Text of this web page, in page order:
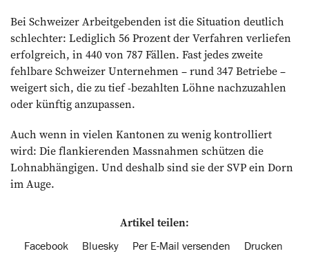
Bei Schweizer Arbeitgebenden ist die Situation deutlich
schlechter: Lediglich 56 Prozent der Verfahren verliefen
erfolgreich, in 440 von 787 Fällen. Fast jedes zweite
fehlbare Schweizer Unternehmen – rund 347 Betriebe –
weigert sich, die zu tief -bezahlten Löhne nachzuzahlen
oder künftig anzupassen.
Auch wenn in vielen Kantonen zu wenig kontrolliert
wird: Die flankierenden Massnahmen schützen die
Lohnabhängigen. Und deshalb sind sie der SVP ein Dorn
im Auge.
Artikel teilen:
Facebook Bluesky Per E-Mail versenden Drucken